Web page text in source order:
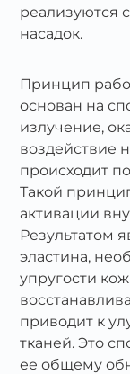
реализуются
насадок.
Принцип
основан на
излучение,
воздействие
происходит
Такой
активации
Результатом
эластина,
упругости
приводит к
тканей. Это
ее общему